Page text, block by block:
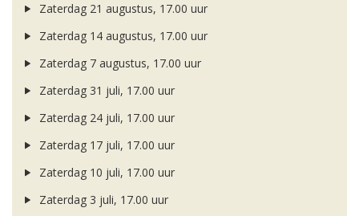
Zaterdag 21 augustus, 17.00 uur
Zaterdag 14 augustus, 17.00 uur
Zaterdag 7 augustus, 17.00 uur
Zaterdag 31 juli, 17.00 uur
Zaterdag 24 juli, 17.00 uur
Zaterdag 17 juli, 17.00 uur
Zaterdag 10 juli, 17.00 uur
Zaterdag 3 juli, 17.00 uur